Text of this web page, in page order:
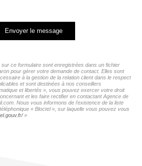
Envoyer le message
ce formulaire sont enregistrées dans un fichier
pour gérer votre demande de contact. Elles sont
à la gestion de la relation client dans le respect
et sont destinées à nos conseillers
et libertés », vous pouvez exercer votre droit
et les faire rectifier en contactant Agence de
Nous vous informons de l'existence de la liste
« Bloctel », sur laquelle vous pouvez vous
»